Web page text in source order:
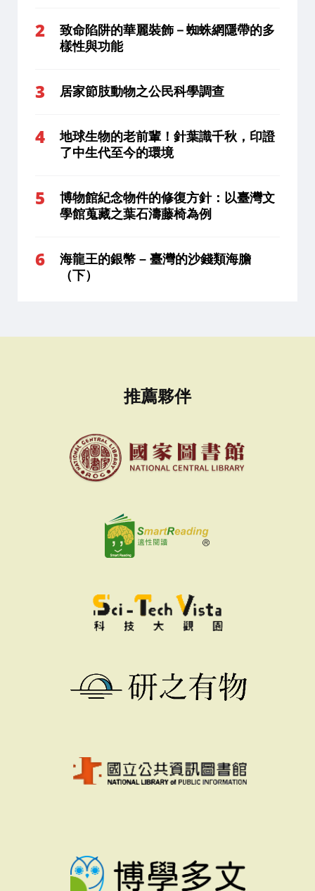
致命陷阱的華麗裝飾－蜘蛛網隱帶的多
樣性與功能
居家節肢動物之公民科學調查
地球生物的老前輩！針葉識千秋，印證
了中生代至今的環境
博物館紀念物件的修復方針：以臺灣文
學館蒐藏之葉石濤藤椅為例
海龍王的銀幣 – 臺灣的沙錢類海膽
（下）
推薦夥伴